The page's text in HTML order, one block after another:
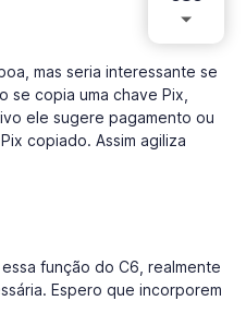
mas seria interessante se
se copia uma chave Pix,
ele sugere pagamento ou
copiado. Assim agiliza
essa função do C6, realmente
Espero que incorporem